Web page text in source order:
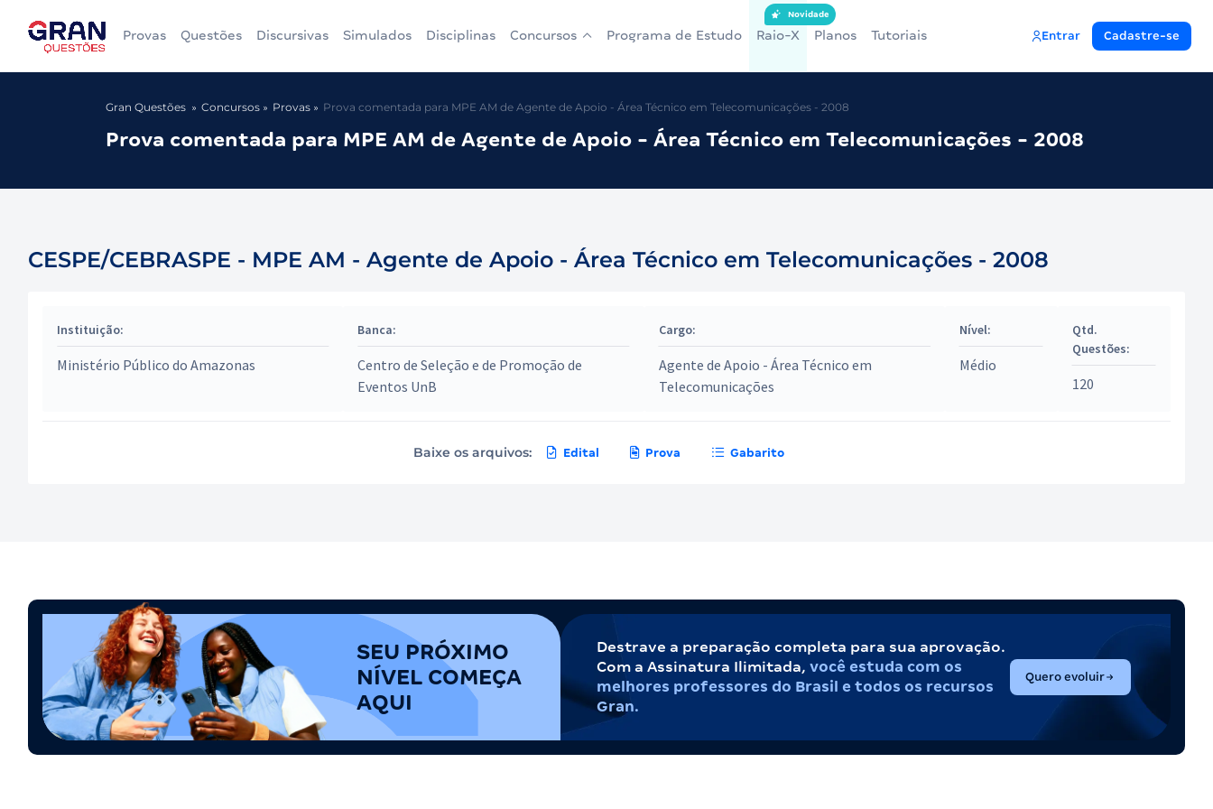
Provas Questões Discursivas Simulados Disciplinas Concursos Programa de Estudo Raio-X
Novidade
Planos Tutoriais Entrar Cadastre-se
Gran Questões Concursos Provas Prova comentada para MPE AM de Agente de Apoio - Área Técnico em Telecomunicações - 2008
Prova comentada para MPE AM de Agente de Apoio - Área Técnico em Telecomunicações - 2008
CESPE/CEBRASPE - MPE AM - Agente de Apoio - Área Técnico em Telecomunicações - 2008
Instituição:
Ministério Público do Amazonas
Banca:
Centro de Seleção e de Promoção de
Eventos UnB
Cargo:
Agente de Apoio - Área Técnico em
Telecomunicações
Nível:
Médio
Qtd.
Questões:
120
Baixe os arquivos: Edital Prova Gabarito
SEU PRÓXIMO
NÍVEL COMEÇA
AQUI
Destrave a preparação completa para sua aprovação.
Com a Assinatura Ilimitada, você estuda com os
melhores professores do Brasil e todos os recursos
Gran.
Quero evoluir(abre em nova aba)